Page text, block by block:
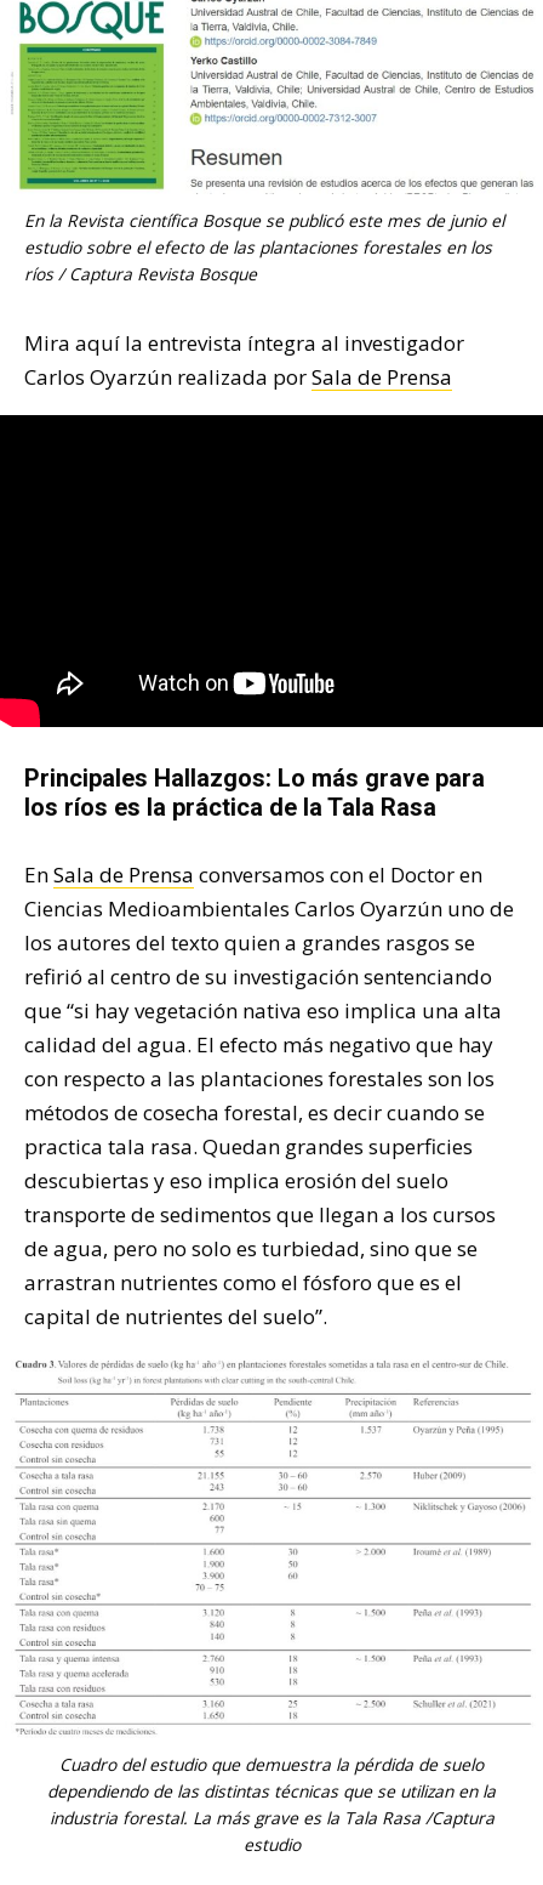
En la Revista científica Bosque se publicó este mes de junio el
estudio sobre el efecto de las plantaciones forestales en los
ríos / Captura Revista Bosque
Mira aquí la entrevista íntegra al investigador
Carlos Oyarzún realizada porSala de Prensa
Principales Hallazgos: Lo más grave para
los ríos es la práctica de la Tala Rasa
EnSala de Prensa conversamos con el Doctor en
Ciencias Medioambientales Carlos Oyarzún uno de
los autores del texto quien a grandes rasgos se
refirió al centro de su investigación sentenciando
que “si hay vegetación nativa eso implica una alta
calidad del agua. El efecto más negativo que hay
con respecto a las plantaciones forestales son los
métodos de cosecha forestal, es decir cuando se
practica tala rasa. Quedan grandes superficies
descubiertas y eso implica erosión del suelo
transporte de sedimentos que llegan a los cursos
de agua, pero no solo es turbiedad, sino que se
arrastran nutrientes como el fósforo que es el
capital de nutrientes del suelo”.
Cuadro del estudio que demuestra la pérdida de suelo
dependiendo de las distintas técnicas que se utilizan en la
industria forestal. La más grave es la Tala Rasa /Captura
estudio